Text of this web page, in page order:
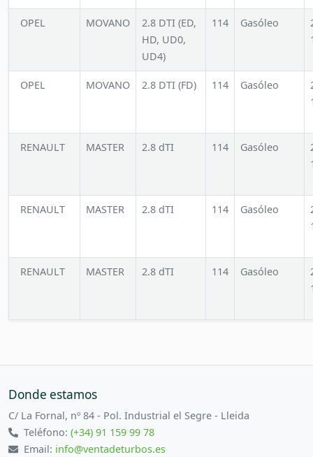
OPEL MOVANO
2.8 DTI (ED,
HD, UD0,
UD4)
114 Gasóleo
OPEL MOVANO 2.8 DTI (FD) 114 Gasóleo
RENAULT MASTER 2.8 dTI 114 Gasóleo
RENAULT MASTER 2.8 dTI 114 Gasóleo
RENAULT MASTER 2.8 dTI 114 Gasóleo
Donde estamos
C/ La Fornal, nº 84 - Pol. Industrial el Segre - Lleida
Teléfono:(+34) 91 159 99 78
Email: info@ventadeturbos.es